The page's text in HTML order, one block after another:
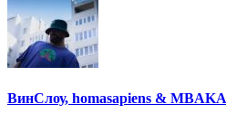
ВинСлоу, homasapiens &